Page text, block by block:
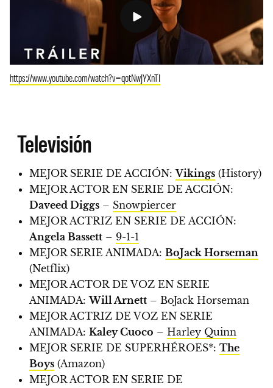
https://www.youtube.com/watch?v=qotNwJYXnTI
Televisión
MEJOR SERIE DE ACCIÓN:Vikings (History)
MEJOR ACTOR EN SERIE DE ACCIÓN:
Daveed Diggs – Snowpiercer
MEJOR ACTRIZ EN SERIE DE ACCIÓN:
Angela Bassett – 9-1-1
MEJOR SERIE ANIMADA: BoJack Horseman
(Netflix)
MEJOR ACTOR DE VOZ EN SERIE
ANIMADA:Will Arnett – BoJack Horseman
MEJOR ACTRIZ DE VOZ EN SERIE
ANIMADA: Kaley Cuoco – Harley Quinn
MEJOR SERIE DE SUPERHÉROES*: The
Boys (Amazon)
MEJOR ACTOR EN SERIE DE